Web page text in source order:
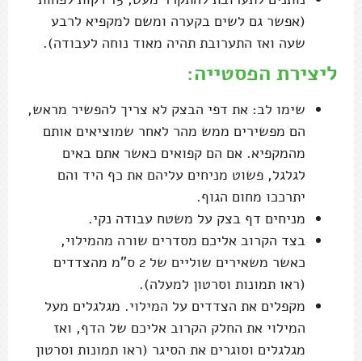
(אפשר גם לשים בקערה ומשם למקפיא לרבע
שעה ואז התערובת תהיה מאוד נוחה לעבודה).
ליצירת הפסטייה:
שימו לב: את דפי הבצק לא צריך להפשיר מראש,
הם מפשירים ממש מהר לאחר שמוציאים אותם
מהמקפיא. אם הם קפואים כאשר אתם באים
לגלגל, פשוט מניחים עליהם את כף היד והם
יתרככו מחום הגוף.
מניחים דף בצק על משטח עבודה נקי.
בצד הקרוב אליכם מסדרים שורה מהמילוי,
כאשר משאירים שוליים של 2 ס"מ מהצדדים
(ראו תמונות וסרטון למעלה).
מקפלים את הצדדים על המילוי. מגלגלים מעל
המילוי את החלק הקרוב אליכם של הדף, ואז
מגלגלים וסוגרים את הסיגר (ראו תמונות וסרטון